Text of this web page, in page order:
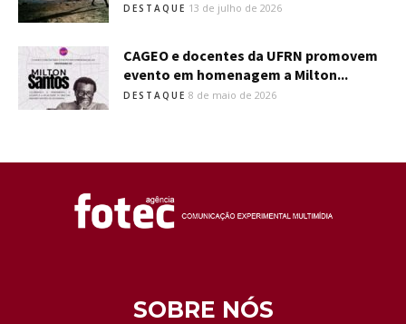
DESTAQUE 13 de julho de 2026
CAGEO e docentes da UFRN promovem
evento em homenagem a Milton...
DESTAQUE 8 de maio de 2026
SOBRE NÓS